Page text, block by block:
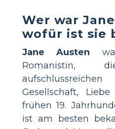
Wer war
wofür ist sie
Jane Austen
Gesellschaft,
frühen 19.
ist am besten